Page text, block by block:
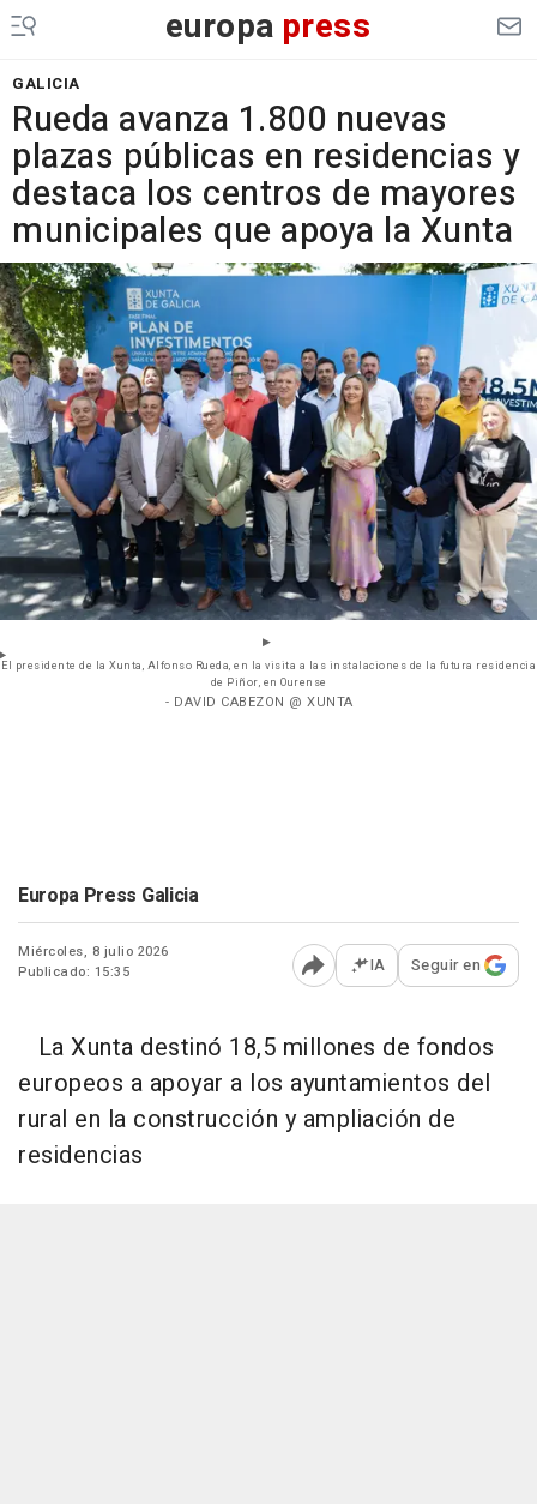
europa press
GALICIA
Rueda avanza 1.800 nuevas
plazas públicas en residencias y
destaca los centros de mayores
municipales que apoya la Xunta
El presidente de la Xunta, Alfonso Rueda, en la visita a las instalaciones de la futura residencia
de Piñor, en Ourense
- DAVID CABEZON @ XUNTA
Europa Press Galicia
Miércoles, 8 julio 2026
Publicado: 15:35
Abrir opciones para
IA Seguir en
La Xunta destinó 18,5 millones de fondos
europeos a apoyar a los ayuntamientos del
rural en la construcción y ampliación de
residencias